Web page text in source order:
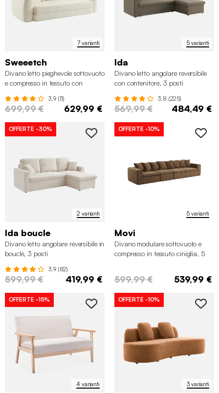
7 varianti
Sweeetch
Divano letto pieghevole sottovuoto
e compresso in tessuto con
3.9 (11)
699,99 € 629,99 €
5 varianti
Ida
Divano letto angolare reversibile
con contenitore, 3 posti
3.8 (225)
569,99 € 484,49 €
2 varianti
OFFERTE -30%
Ida boucle
Divano letto angolare reversibile in
bouclé, 3 posti
3.9 (82)
599,99 € 419,99 €
5 varianti
OFFERTE -10%
Movi
Divano modulare sottovuoto e
compresso in tessuto ciniglia, 5
599,99 € 539,99 €
4 varianti
OFFERTE -15%
3 varianti
OFFERTE -10%